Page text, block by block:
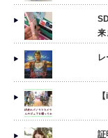
来
レ
証